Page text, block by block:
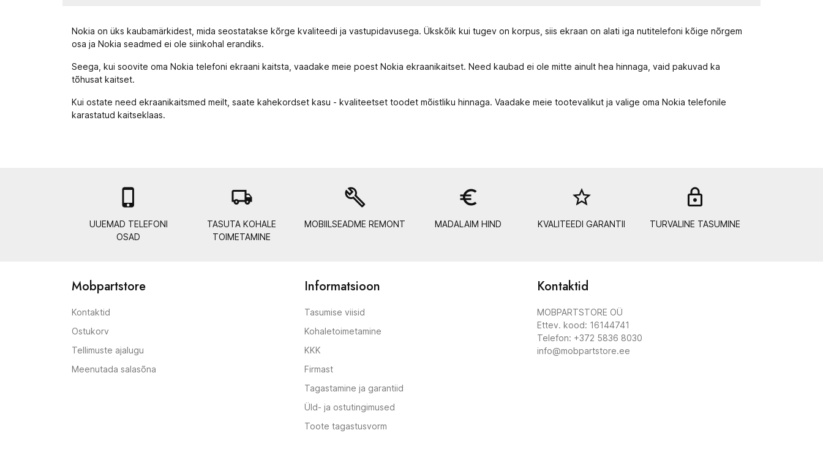
Nokia on üks kaubamärkidest, mida seostatakse kõrge kvaliteedi ja vastupidavusega. Ükskõik kui tugev on korpus, siis ekraan on alati iga nutitelefoni kõige nõrgem
osa ja Nokia seadmed ei ole siinkohal erandiks.
Seega, kui soovite oma Nokia telefoni ekraani kaitsta, vaadake meie poest Nokia ekraanikaitset. Need kaubad ei ole mitte ainult hea hinnaga, vaid pakuvad ka
tõhusat kaitset.
Kui ostate need ekraanikaitsmed meilt, saate kahekordset kasu - kvaliteetset toodet mõistliku hinnaga. Vaadake meie tootevalikut ja valige oma Nokia telefonile
karastatud kaitseklaas.

UUEMAD TELEFONI
OSAD
local_shipping
TASUTA KOHALE
TOIMETAMINE
build
MOBIILSEADME REMONT
euro_symbol
MADALAIM HIND
star_border
KVALITEEDI GARANTII TURVALINE TASUMINE
Mobpartstore
Kontaktid
Ostukorv
Tellimuste ajalugu
Meenutada salasõna
Informatsioon
Tasumise viisid
Kohaletoimetamine
KKK
Firmast
Tagastamine ja garantiid
Üld- ja ostutingimused
Toote tagastusvorm
Kontaktid
MOBPARTSTORE OÜ
Ettev. kood: 16144741
Telefon: +372 5836 8030
info@mobpartstore.ee